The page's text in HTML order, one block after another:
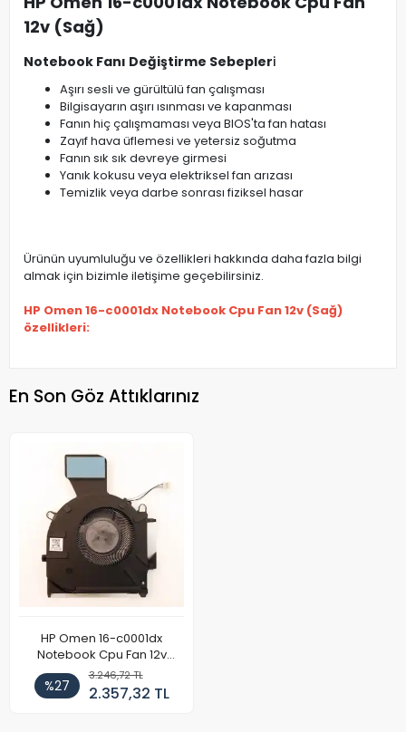
12v (Sağ)
Notebook Fanı Değiştirme Sebepleri
Aşırı sesli ve gürültülü fan çalışması
Bilgisayarın aşırı ısınması ve kapanması
Fanın hiç çalışmaması veya BIOS'ta fan hatası
Zayıf hava üflemesi ve yetersiz soğutma
Fanın sık sık devreye girmesi
Yanık kokusu veya elektriksel fan arızası
Temizlik veya darbe sonrası fiziksel hasar
Ürünün uyumluluğu ve özellikleri hakkında daha fazla bilgi
almak için bizimle iletişime geçebilirsiniz.
HP Omen 16-c0001dx Notebook Cpu Fan 12v (Sağ)
özellikleri:
En Son Göz Attıklarınız
HP Omen 16-c0001dx
Notebook Cpu Fan 12v
(Sağ)
%27
3.246,72 TL
2.357,32 TL